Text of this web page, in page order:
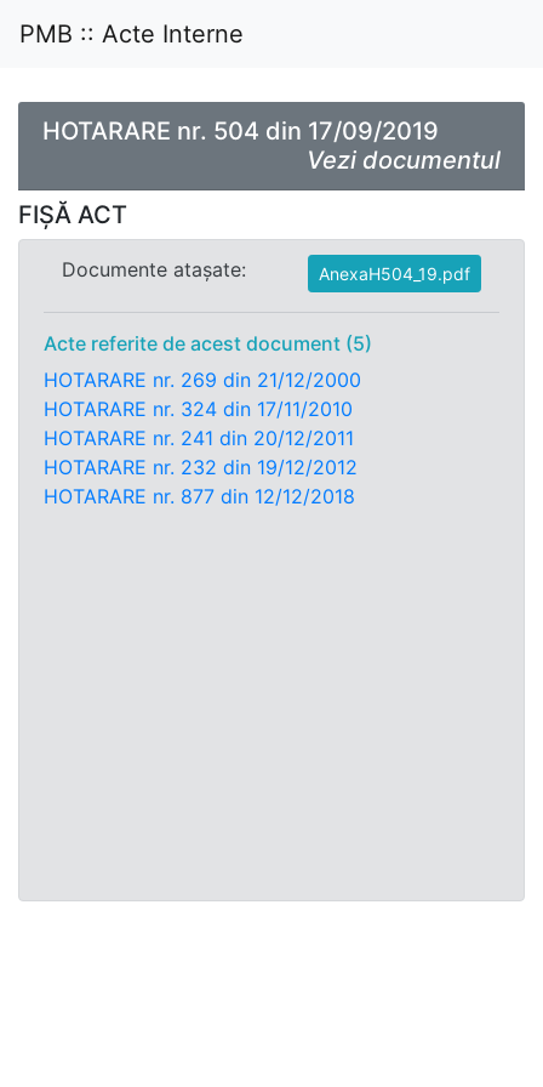
PMB :: Acte Interne
HOTARARE nr. 504 din 17/09/2019
Vezi documentul
FIȘĂ ACT
Documente atașate: AnexaH504_19.pdf
Acte referite de acest document (5)
HOTARARE nr. 269 din 21/12/2000
HOTARARE nr. 324 din 17/11/2010
HOTARARE nr. 241 din 20/12/2011
HOTARARE nr. 232 din 19/12/2012
HOTARARE nr. 877 din 12/12/2018